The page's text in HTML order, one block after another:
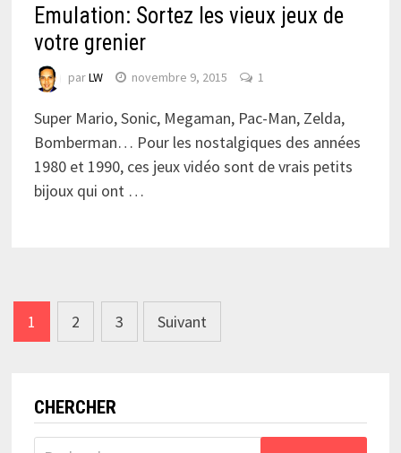
Emulation: Sortez les vieux jeux de
votre grenier
parLW novembre 9, 2015 1
Super Mario, Sonic, Megaman, Pac-Man, Zelda,
Bomberman… Pour les nostalgiques des années
1980 et 1990, ces jeux vidéo sont de vrais petits
bijoux qui ont …
Navigation
des
1 2 3 Suivant
CHERCHER
Rechercher :